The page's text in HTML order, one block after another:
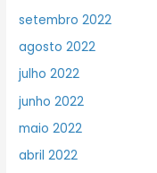
setembro 2022
agosto 2022
julho 2022
junho 2022
maio 2022
abril 2022